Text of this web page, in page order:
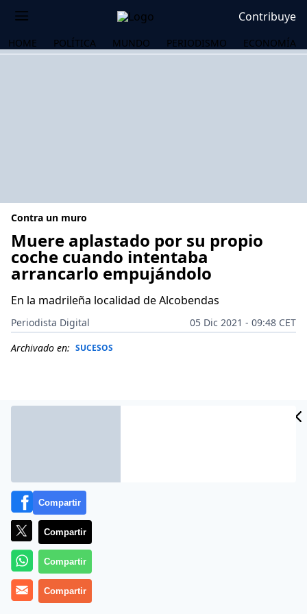
Contribuye
HOME POLÍTICA MUNDO PERIODISMO ECONOMÍA
Contra un muro
Muere aplastado por su propio
coche cuando intentaba
arrancarlo empujándolo
En la madrileña localidad de Alcobendas
Periodista Digital
05 Dic 2021 - 09:48 CET
Archivado en: SUCESOS
Más información
Compartir
Compartir
Compartir
Compartir